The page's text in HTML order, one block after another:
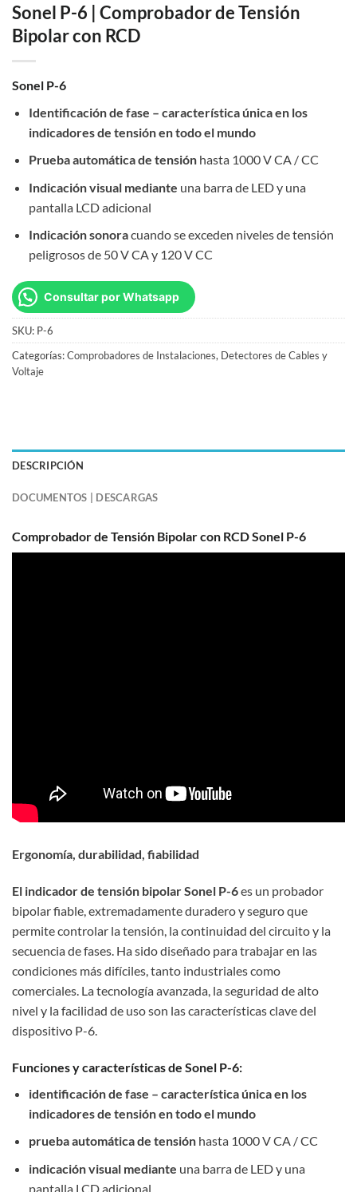
Sonel P-6 | Comprobador de Tensión
Bipolar con RCD
Sonel P-6
Identificación de fase – característica única en los
indicadores de tensión en todo el mundo
Prueba automática de tensiónhasta 1000 V CA / CC
Indicación visual mediante una barra de LED y una
pantalla LCD adicional
Indicación sonoracuando se exceden niveles de tensión
peligrosos de 50 V CA y 120 V CC
Consultar por Whatsapp
SKU: P-6
Categorías:Comprobadores de Instalaciones, Detectores de Cables y
Voltaje
DESCRIPCIÓN
DOCUMENTOS | DESCARGAS
Comprobador de Tensión Bipolar con RCD Sonel P-6
Ergonomía, durabilidad, fiabilidad
El indicador de tensión bipolar Sonel P-6es un probador
bipolar fiable, extremadamente duradero y seguro que
permite controlar la tensión, la continuidad del circuito y la
secuencia de fases. Ha sido diseñado para trabajar en las
condiciones más difíciles, tanto industriales como
comerciales. La tecnología avanzada, la seguridad de alto
nivel y la facilidad de uso son las características clave del
dispositivo P-6.
Funciones y características de Sonel P-6:
identificación de fase – característica única en los
indicadores de tensión en todo el mundo
prueba automática de tensiónhasta 1000 V CA / CC
indicación visual mediante una barra de LED y una
pantalla LCD adicional